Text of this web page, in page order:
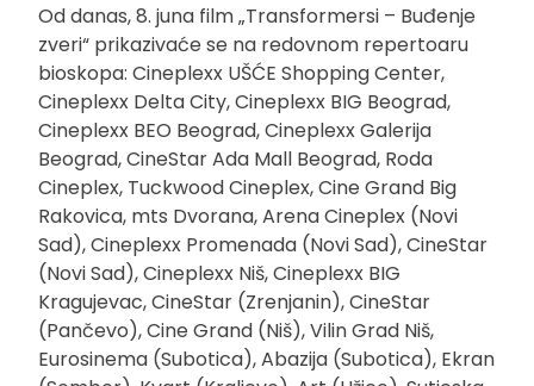
Od danas, 8. juna film „Transformersi – Buđenje
zveri“ prikazivaće se na redovnom repertoaru
bioskopa: Cineplexx UŠĆE Shopping Center,
Cineplexx Delta City, Cineplexx BIG Beograd,
Cineplexx BEO Beograd, Cineplexx Galerija
Beograd, CineStar Ada Mall Beograd, Roda
Cineplex, Tuckwood Cineplex, Cine Grand Big
Rakovica, mts Dvorana, Arena Cineplex (Novi
Sad), Cineplexx Promenada (Novi Sad), CineStar
(Novi Sad), Cineplexx Niš, Cineplexx BIG
Kragujevac, CineStar (Zrenjanin), CineStar
(Pančevo), Cine Grand (Niš), Vilin Grad Niš,
Eurosinema (Subotica), Abazija (Subotica), Ekran